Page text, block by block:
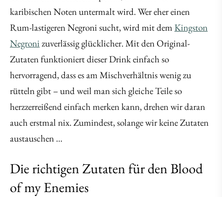
karibischen Noten untermalt wird. Wer eher einen
Rum-lastigeren Negroni sucht, wird mit demKingston
Negroni zuverlässig glücklicher. Mit den Original-
Zutaten funktioniert dieser Drink einfach so
hervorragend, dass es am Mischverhältnis wenig zu
rütteln gibt – und weil man sich gleiche Teile so
herzzerreißend einfach merken kann, drehen wir daran
auch erstmal nix. Zumindest, solange wir keine Zutaten
austauschen …
Die richtigen Zutaten für den Blood
of my Enemies